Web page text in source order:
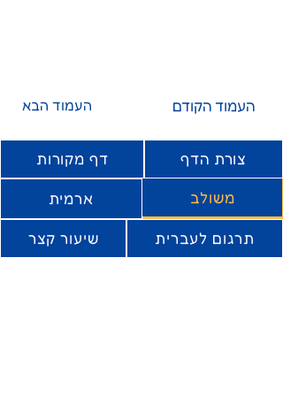
העמוד הבא העמוד הקודם
צורת הדף דף מקורות
משולב ארמית
תרגום לעברית שיעור קצר